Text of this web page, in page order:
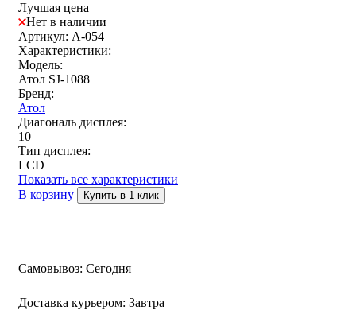
Лучшая цена
Нет в наличии
Артикул: A-054
Характеристики:
Модель:
Атол SJ-1088
Бренд:
Атол
Диагональ дисплея:
10
Тип дисплея:
LCD
Показать все характеристики
В корзину
Купить в 1 клик
Самовывоз: Сегодня
Доставка курьером: Завтра